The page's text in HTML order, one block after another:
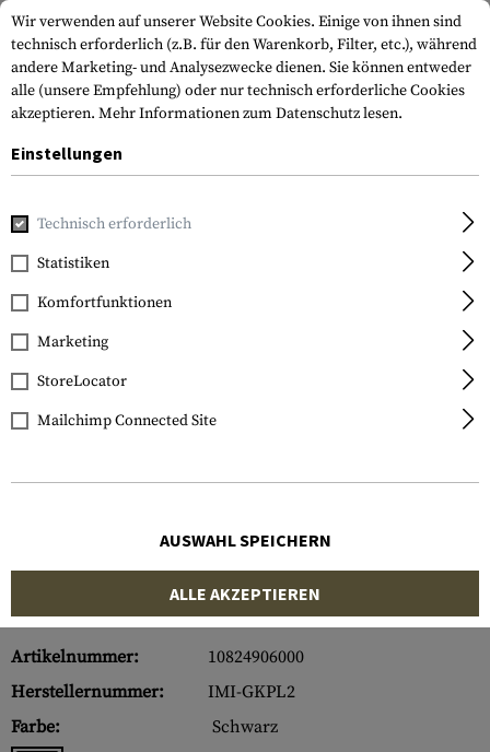
Home Waffenzubehör Magazinerweiterungen
IMI Defense
Magazine Extension +2
for Glock
Artikelnummer:
10824906000
Herstellernummer:
IMI-GKPL2
Farbe:
Schwarz
Wir verwenden auf unserer Website Cookies. Einige von ihnen sind
technisch erforderlich (z.B. für den Warenkorb, Filter, etc.), während
andere Marketing- und Analysezwecke dienen. Sie können entweder
alle (unsere Empfehlung) oder nur technisch erforderliche Cookies
akzeptieren. Mehr Informationen zum Datenschutz lesen.
Einstellungen
Technisch erforderlich
Statistiken
Komfortfunktionen
Marketing
StoreLocator
Mailchimp Connected Site
AUSWAHL SPEICHERN
ALLE AKZEPTIEREN